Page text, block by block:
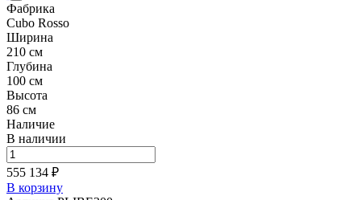
Фабрика
Cubo Rosso
Ширина
210 см
Глубина
100 см
Высота
86 см
Наличие
В наличии
555 134 ₽
В корзину